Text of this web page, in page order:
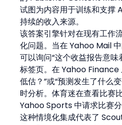
试图为内容用于训练和支撑
持续的收入来源。
该答案引擎针对在现有工作
化问题。当在 Yahoo Mail
可以询问“这个收益报告意
标签页。在 Yahoo Finance
低估？”或“预测发生了什么
时分析。体育迷在查看比赛
Yahoo Sports 中请求比赛分
这种情境化集成代表了